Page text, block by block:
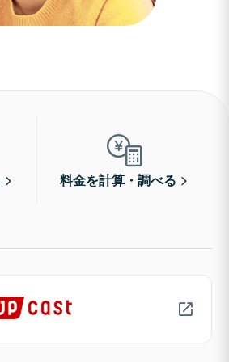
料金を計算・調べる